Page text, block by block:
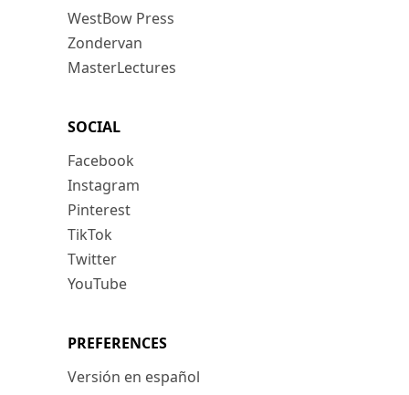
WestBow Press
Zondervan
MasterLectures
SOCIAL
Facebook
Instagram
Pinterest
TikTok
Twitter
YouTube
PREFERENCES
Versión en español